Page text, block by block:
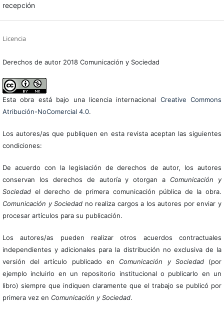
recepción
Licencia
Derechos de autor 2018 Comunicación y Sociedad
Esta obra está bajo una licencia internacional Creative Commons
Atribución-NoComercial 4.0.
Los autores/as que publiquen en esta revista aceptan las siguientes
condiciones:
De acuerdo con la legislación de derechos de autor, los autores
conservan los derechos de autoría y otorgan a Comunicación y
Sociedadel derecho de primera comunicación pública de la obra.
Comunicación y Sociedad no realiza cargos a los autores por enviar y
procesar artículos para su publicación.
Los autores/as pueden realizar otros acuerdos contractuales
independientes y adicionales para la distribución no exclusiva de la
versión del artículo publicado en Comunicación y Sociedad(por
ejemplo incluirlo en un repositorio institucional o publicarlo en un
libro) siempre que indiquen claramente que el trabajo se publicó por
primera vez en Comunicación y Sociedad.